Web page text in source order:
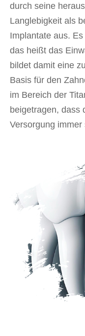
durch seine
Langlebigkeit als
Implantate aus.
das heißt das
bildet damit eine
Basis für den
im Bereich der
beigetragen, dass
Versorgung